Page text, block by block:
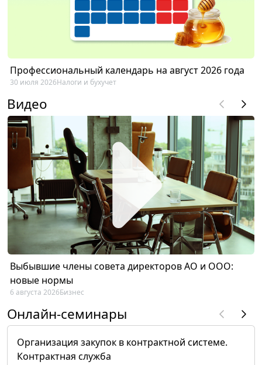
Профессиональный календарь на август 2026 года
30 июля 2026Налоги и бухучет
Видео
Выбывшие члены совета директоров АО и ООО:
новые нормы
6 августа 2026Бизнес
Онлайн-семинары
Организация закупок в контрактной системе.
Контрактная служба